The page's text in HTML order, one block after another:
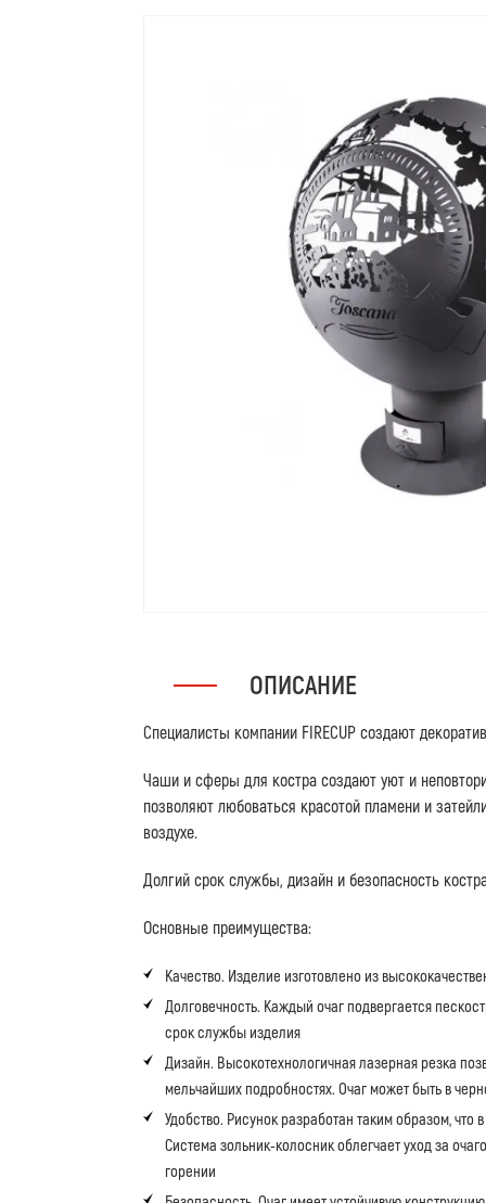
ОПИСАНИЕ
Специалисты компании FIRECUP создают
Чаши и сферы для костра создают уют и
позволяют любоваться красотой пламени и
воздухе.
Долгий срок службы, дизайн и безопасность
Основные преимущества:
Качество. Изделие изготовлено из
Долговечность. Каждый очаг подвергается
срок службы изделия
Дизайн. Высокотехнологичная лазерная резка
мельчайших подробностях. Очаг может быть в
Удобство. Рисунок разработан таким образом, что
Система зольник-колосник облегчает уход за
горении